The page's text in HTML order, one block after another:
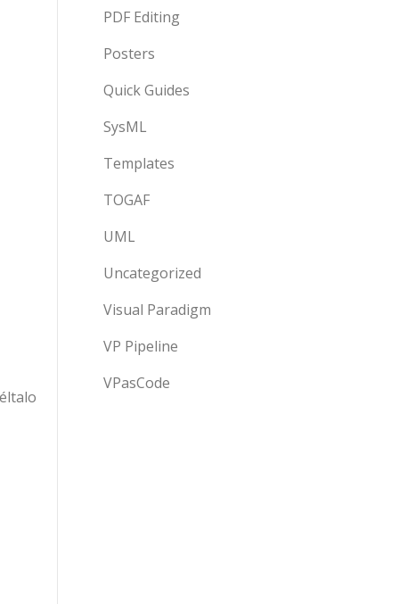
PDF Editing
Posters
Quick Guides
SysML
Templates
TOGAF
UML
Uncategorized
Visual Paradigm
VP Pipeline
VPasCode